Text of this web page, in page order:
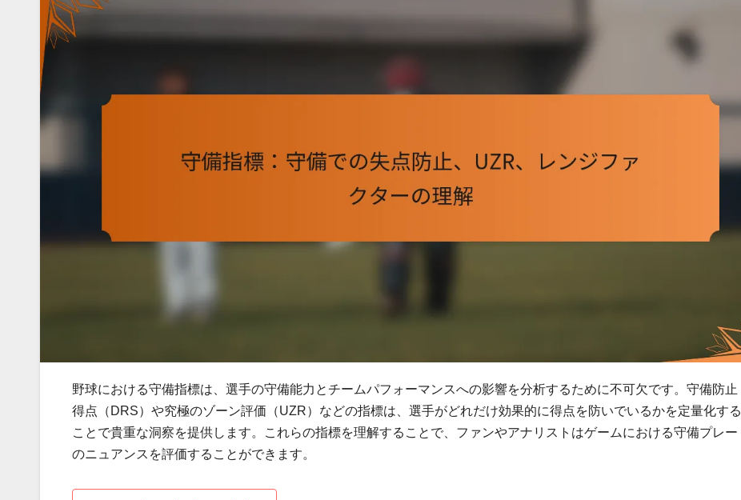
野球における守備指標は、選手の守備能力とチームパフォーマンスへの影響を分析するために不可欠です。守備防止
得点（DRS）や究極のゾーン評価（UZR）などの指標は、選手がどれだけ効果的に得点を防いでいるかを定量化する
ことで貴重な洞察を提供します。これらの指標を理解することで、ファンやアナリストはゲームにおける守備プレー
のニュアンスを評価することができます。